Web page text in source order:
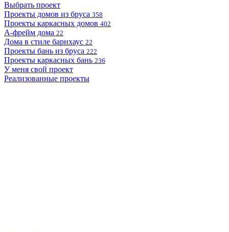
Выбрать проект
Проекты домов из бруса 358
Проекты каркасных домов 402
А-фрейм дома 22
Дома в стиле барнхаус 22
Проекты бань из бруса 222
Проекты каркасных бань 236
У меня свой проект
Реализованные проекты